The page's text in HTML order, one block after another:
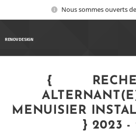
Nous sommes ouverts
RENOV DESIGN
{ 📢🚨
MENUISIER
🔨🪛} 2023 -